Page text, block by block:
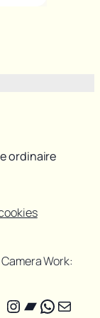
ordinaire
Work:
Instagram
E-mail